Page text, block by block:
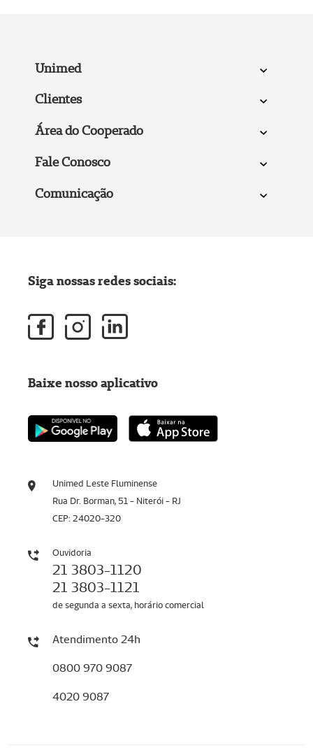
Unimed
Clientes
Área do Cooperado
Fale Conosco
Comunicação
Unimed Leste Fluminense
Rua Dr. Borman, 51 - Niterói - RJ
CEP: 24020-320
Ouvidoria
21 3803-1120
21 3803-1121
de segunda a sexta, horário comercial
Atendimento 24h
0800 970 9087
4020 9087
Siga nossas redes sociais:
Baixe nosso aplicativo